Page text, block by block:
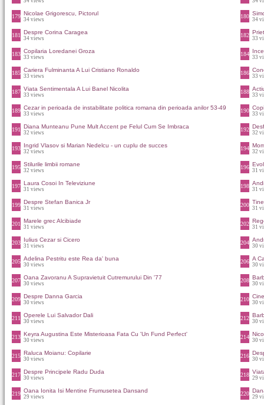
179 Nicolae Grigorescu, Pictorul
34 views 180 34
181 Despre Corina Caragea
34 views 182 33
183 Copilaria Loredanei Groza
33 views 184 33
185 Cariera Fulminanta A Lui Cristiano Ronaldo
33 views 186 33
187 Viata Sentimentala A Lui Banel Nicolita
33 views 188 33
189 Cezar in perioada de instabilitate politica romana din perioada anilor 53-49
33 views 190 33
191 Diana Munteanu Pune Mult Accent pe Felul Cum Se Imbraca
32 views 192 32
193 Ingrid Vlasov si Marian Nedelcu - un cuplu de succes
32 views 194 32
195 Stilurile limbii romane
32 views 196 31
197 Laura Cosoi In Televiziune
31 views 198 31
199 Despre Stefan Banica Jr
31 views 200 31
201 Marele grec Alcibiade
31 views 202 31
203 Iulius Cezar si Cicero
31 views 204 30
205 Adelina Pestritu este Rea da' buna
30 views 206 A
30
207 Oana Zavoranu A Supravietuit Cutremurului Din '77
30 views 208 30
209 Despre Danna Garcia
30 views 210 30
211 Operele Lui Salvador Dali
30 views 212 30
213 Keyra Augustina Este Misterioasa Fata Cu 'Un Fund Perfect'
30 views 214 30
215 Raluca Moianu: Copilarie
30 views 216 30
217 Despre Principele Radu Duda
30 views 218 29
219 Oana Ionita Isi Mentine Frumusetea Dansand
29 views 220 29